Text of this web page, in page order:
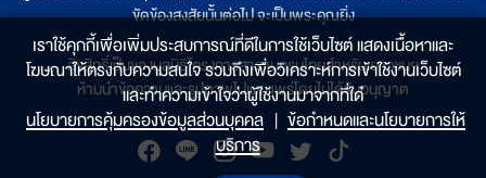
ขัดข้องสงสัยนั้นต่อไป จะเป็นพระคุณยิ่ง
ลิขสิทธิ์เป็นของมูลนิธิโครงการสารานุกรมไทยสำหรับเยาวชนฯ
ห้ามนำข้อความและรูปภาพไปเผยแพร่โดยไม่ได้รับอนุญาต
เราใช้คุกกี้เพื่อเพิ่มประสบการณ์ที่ดีในการใช้เว็บไซต์ แสดงเนื้อหาและ
โฆษณาให้ตรงกับความสนใจ รวมถึงเพื่อวิเคราะห์การเข้าใช้งานเว็บไซต์
และทำความเข้าใจว่าผู้ใช้งานมาจากที่ใด๋
นโยบายการคุ้มครองข้อมูลส่วนบุคคล | ข้อกำหนดและนโยบายการให้
บริการ